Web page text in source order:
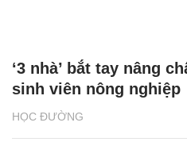
HỌC ĐƯỜNG
‘3 nhà’ bắt tay nâng
sinh viên nông nghiệp